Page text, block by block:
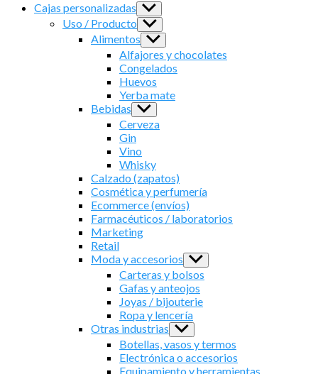
Cajas personalizadas Show
sub
menu
Uso / Producto Show
sub
menu
Alimentos Show
sub
menu
Alfajores y chocolates
Congelados
Huevos
Yerba mate
Bebidas Show
sub
menu
Cerveza
Gin
Vino
Whisky
Calzado (zapatos)
Cosmética y perfumería
Ecommerce (envíos)
Farmacéuticos / laboratorios
Marketing
Retail
Moda y accesorios Show
sub
menu
Carteras y bolsos
Gafas y anteojos
Joyas / bijouterie
Ropa y lencería
Otras industrias Show
sub
menu
Botellas, vasos y termos
Electrónica o accesorios
Equipamiento y herramientas